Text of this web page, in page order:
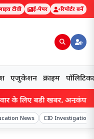
टीवी ई-पेपर रिपोर्टर बनें
एजुकेशन क्राइम
के लिए बड़ी खबर, अनुकंपा
News CID Investigation